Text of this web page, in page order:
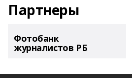
Партнеры
Фотобанк
журналистов РБ